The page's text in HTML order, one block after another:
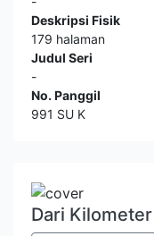
Deskripsi Fisik
179 halaman
Judul Seri
-
No. Panggil
991 SU K
Dari